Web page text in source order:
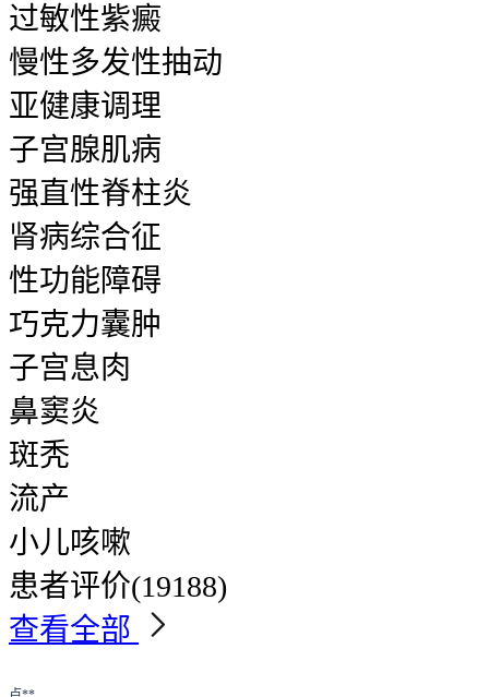
过敏性紫癜
慢性多发性抽动
亚健康调理
子宫腺肌病
强直性脊柱炎
肾病综合征
性功能障碍
巧克力囊肿
子宫息肉
鼻窦炎
斑秃
流产
小儿咳嗽
患者评价(19188)
查看全部